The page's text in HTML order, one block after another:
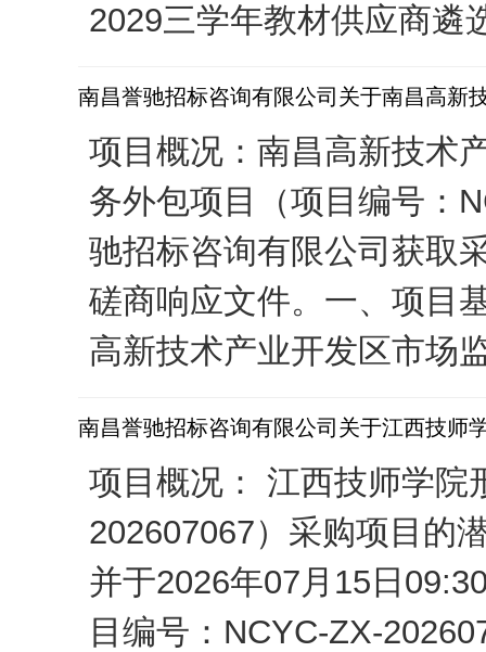
2029三学年教材供应商遴
南昌誉驰招标咨询有限公司关于南昌高新
项目概况：南昌高新技术
务外包项目（项目编号：
驰招标咨询有限公司获取
磋商响应文件。一、项目
高新技术产业开发区市场
南昌誉驰招标咨询有限公司关于江西技师
项目概况： 江西技师学院
202607067）采购项目的
并于2026年07月15日
目编号：NCYC-ZX-